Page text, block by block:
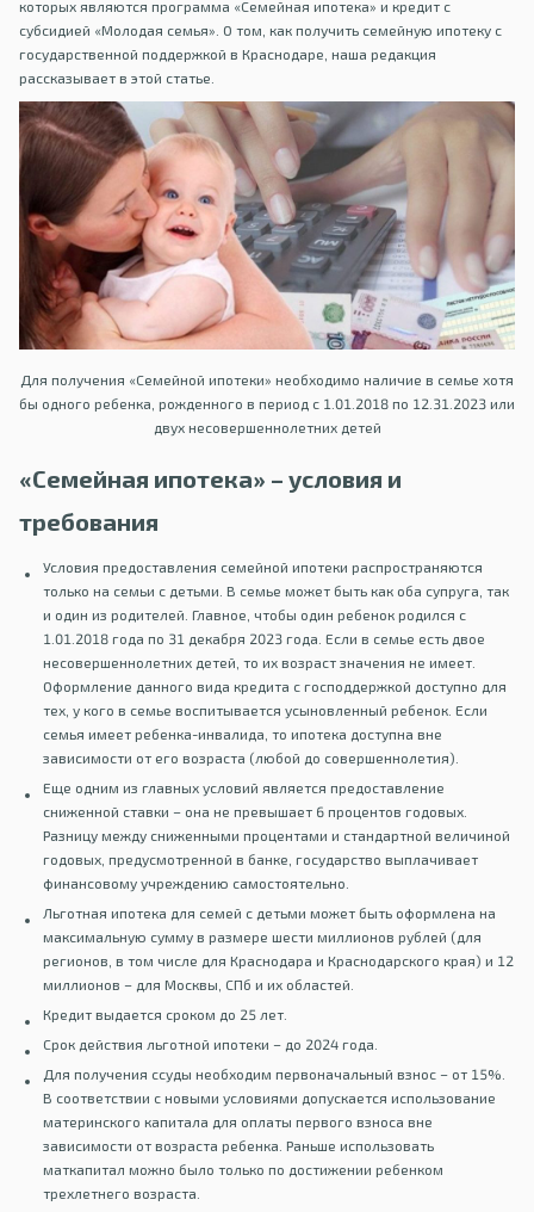
которых являются программа «Семейная ипотека» и кредит с
субсидией «Молодая семья». О том, как получить семейную ипотеку с
государственной поддержкой в Краснодаре, наша редакция
рассказывает в этой статье.
Для получения «Семейной ипотеки» необходимо наличие в семье хотя
бы одного ребенка, рожденного в период с 1.01.2018 по 12.31.2023 или
двух несовершеннолетних детей
«Семейная ипотека» – условия и
требования
Условия предоставления семейной ипотеки распространяются
только на семьи с детьми. В семье может быть как оба супруга, так
и один из родителей. Главное, чтобы один ребенок родился с
1.01.2018 года по 31 декабря 2023 года. Если в семье есть двое
несовершеннолетних детей, то их возраст значения не имеет.
Оформление данного вида кредита с господдержкой доступно для
тех, у кого в семье воспитывается усыновленный ребенок. Если
семья имеет ребенка-инвалида, то ипотека доступна вне
зависимости от его возраста (любой до совершеннолетия).
Еще одним из главных условий является предоставление
сниженной ставки – она не превышает 6 процентов годовых.
Разницу между сниженными процентами и стандартной величиной
годовых, предусмотренной в банке, государство выплачивает
финансовому учреждению самостоятельно.
Льготная ипотека для семей с детьми может быть оформлена на
максимальную сумму в размере шести миллионов рублей (для
регионов, в том числе для Краснодара и Краснодарского края) и 12
миллионов – для Москвы, СПб и их областей.
Кредит выдается сроком до 25 лет.
Срок действия льготной ипотеки – до 2024 года.
Для получения ссуды необходим первоначальный взнос – от 15%.
В соответствии с новыми условиями допускается использование
материнского капитала для оплаты первого взноса вне
зависимости от возраста ребенка. Раньше использовать
маткапитал можно было только по достижении ребенком
трехлетнего возраста.